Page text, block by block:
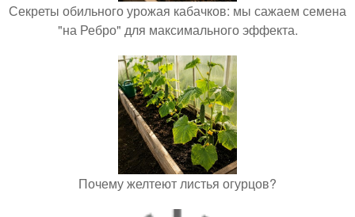
Секреты обильного урожая кабачков: мы сажаем семена
"на Ребро" для максимального эффекта.
Почему желтеют листья огурцов?